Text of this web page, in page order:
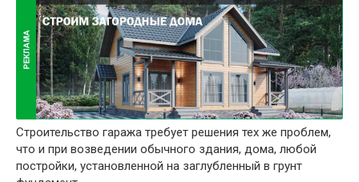
Строительство гаража требует решения тех же проблем,
что и при возведении обычного здания, дома, любой
постройки, установленной на заглубленный в грунт